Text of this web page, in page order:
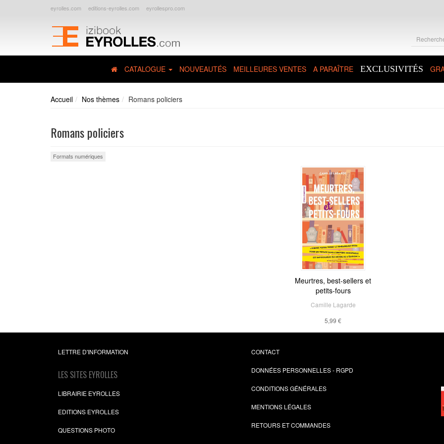
eyrolles.com editions-eyrolles.com eyrollespro.com
CATALOGUE NOUVEAUTÉS MEILLEURES VENTES A PARAÎTRE EXCLUSIVITÉS
Accueil Nos thèmes Romans policiers
Romans policiers
Formats numériques
Meurtres, best-sellers et
petits-fours
Camille Lagarde
5,99 €
LETTRE D'INFORMATION
LES SITES EYROLLES
LIBRAIRIE EYROLLES
EDITIONS EYROLLES
QUESTIONS PHOTO
CONTACT
DONNÉES PERSONNELLES - RGPD
CONDITIONS GÉNÉRALES
MENTIONS LÉGALES
RETOURS ET COMMANDES